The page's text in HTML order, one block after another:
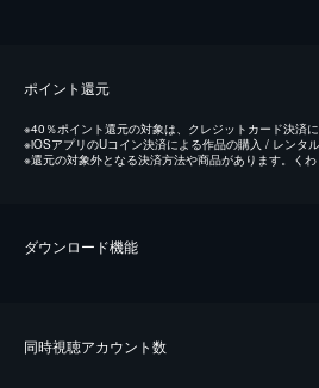
ポイント還元
※40％ポイント還元の対象は、クレジットカード決済
※iOSアプリのUコイン決済による作品の購入 / レンタ
※還元の対象外となる決済方法や商品があります。くわ
ダウンロード機能
同時視聴アカウント数